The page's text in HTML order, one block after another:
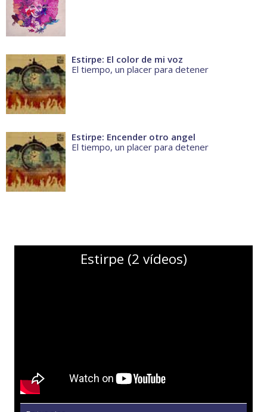
Estirpe: El color de mi voz
El tiempo, un placer para detener
Estirpe: Encender otro angel
El tiempo, un placer para detener
Estirpe (2 vídeos)